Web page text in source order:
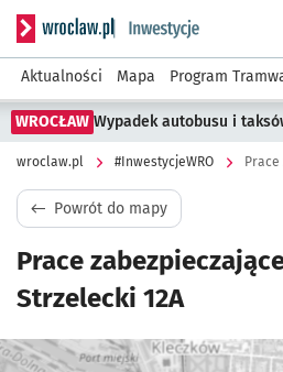
Serwis informacyjny wroclaw.pl
Aktualności Mapa Program
WROCŁAW Wypadek autobusu i
wroclaw.pl #InwestycjeWRO
Powrót do mapy
Prace
Strzelecki 12A
Kliknij, aby powiększyć